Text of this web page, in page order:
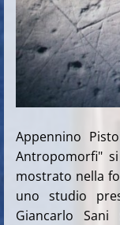
Appennino
Antropomorfi"
mostrato nella
uno studio
Giancarlo